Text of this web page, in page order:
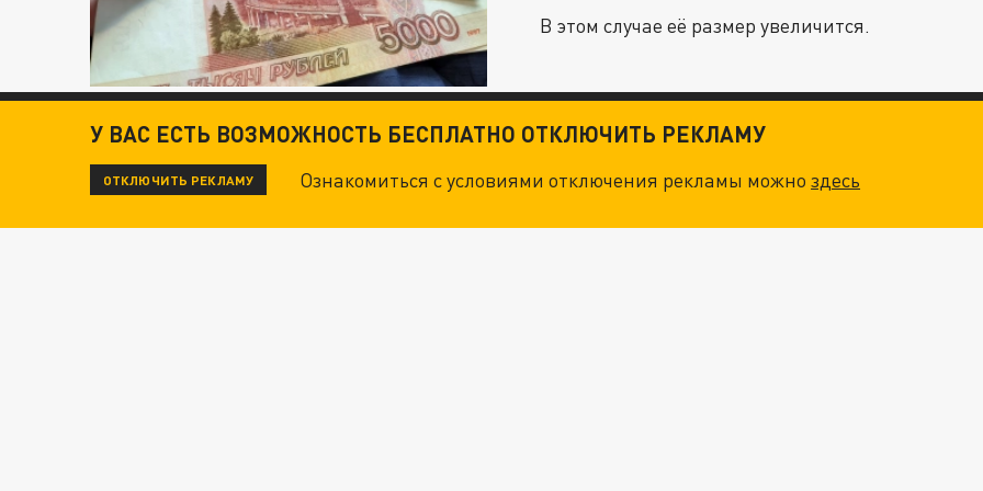
В этом случае её размер увеличится.
У ВАС ЕСТЬ ВОЗМОЖНОСТЬ БЕСПЛАТНО ОТКЛЮЧИТЬ РЕКЛАМУ
ОТКЛЮЧИТЬ РЕКЛАМУ Ознакомиться с условиями отключения рекламы можноздесь